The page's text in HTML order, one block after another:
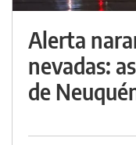
Alerta
nevadas:
de